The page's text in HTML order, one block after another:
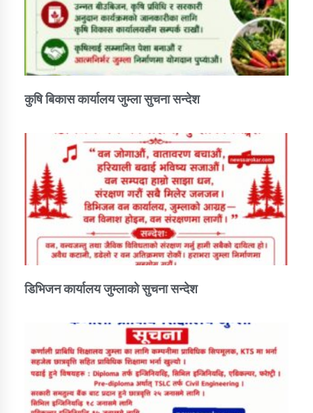
तातोपानी गाउँपालिका जुम्लाको सूचना
कुषि बिकास कार्यालय जुम्ला सुचना सन्देश
डिभिजन कार्यालय जुम्लाको सुचना सन्देश